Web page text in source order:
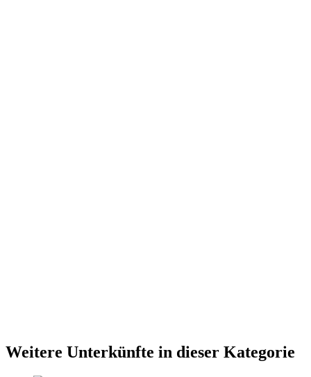
Weitere Unterkünfte in dieser Kategorie